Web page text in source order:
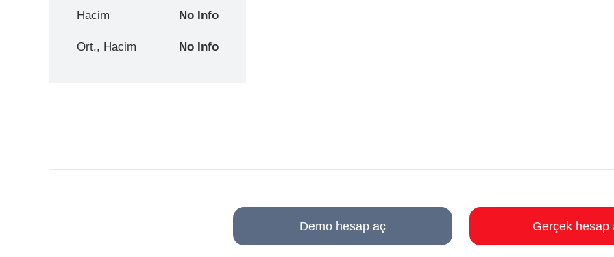
Hacim No Info
Ort., Hacim No Info
Demo hesap aç Gerçek hesap